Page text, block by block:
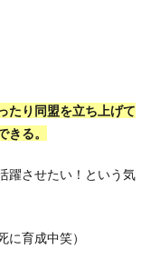
たり同盟を立ち上げて
る。
躍させたい！という気
に育成中笑）